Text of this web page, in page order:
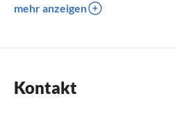
mehr anzeigen
Kontakt